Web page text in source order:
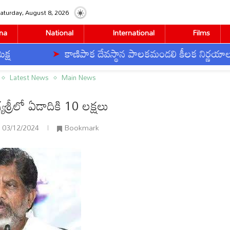
August 8, 2026
National International Films
కాణిపాక దేవస్థాన పాలకమండలి కీలక నిర్ణయాలు
Latest News Main News
ఏడాదికి 10 లక్షలు
03/12/2024 Bookmark